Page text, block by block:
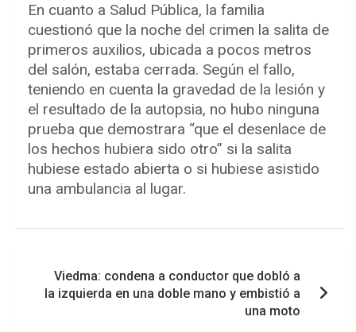
En cuanto a Salud Pública, la familia
cuestionó que la noche del crimen la salita de
primeros auxilios, ubicada a pocos metros
del salón, estaba cerrada. Según el fallo,
teniendo en cuenta la gravedad de la lesión y
el resultado de la autopsia, no hubo ninguna
prueba que demostrara “que el desenlace de
los hechos hubiera sido otro” si la salita
hubiese estado abierta o si hubiese asistido
una ambulancia al lugar.
entradas
Viedma: condena a conductor que dobló a
la izquierda en una doble mano y embistió a
una moto